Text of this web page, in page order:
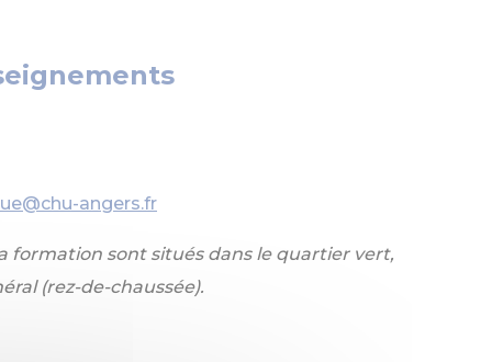
angers.fr
formation sont situés dans le quartier vert,
(rez-de-chaussée).